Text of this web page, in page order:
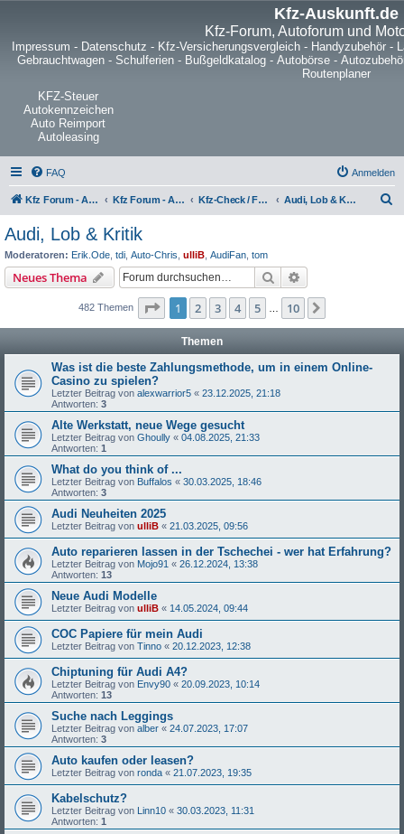
Kfz-Auskunft.de
Kfz-Forum, Autoforum und
Impressum - Datenschutz - Kfz-Versicherungsvergleich - Handyzubehör -
Gebrauchtwagen- Schulferien- Bußgeldkatalog- Autobörse-
Routenplaner
KFZ-Steuer
Autokennzeichen
Auto Reimport
Autoleasing
FAQ Anmelden
Kfz Forum - Auto, Motorrad und LKW Kfz Forum - Auto, Motorrad und LKW Kfz-Check / Fahrzeugbewertung / Lob & Tadel / Berichte & Erfahrungen Audi, Lob & Kritik
Audi, Lob & Kritik
Moderatoren: Erik.Ode tdi Auto-Chris ulliB AudiFan tom
Neues Thema Suche
482 Themen Seite 1von 10
1 2 3 4 5 10
Themen
Was ist die beste Zahlungsmethode, um in einem Online-
Casino zu spielen?
Letzter Beitrag von alexwarrior5 « 23.12.2025, 21:18
Antworten: 3
Alte Werkstatt, neue Wege gesucht
Letzter Beitrag von Ghoully « 04.08.2025, 21:33
Antworten: 1
What do you think of ...
Letzter Beitrag von Buffalos « 30.03.2025, 18:46
Antworten: 3
Audi Neuheiten 2025
Letzter Beitrag von ulliB « 21.03.2025, 09:56
Auto reparieren lassen in der Tschechei - wer hat Erfahrung?
Letzter Beitrag von Mojo91 « 26.12.2024, 13:38
Antworten: 13
Neue Audi Modelle
Letzter Beitrag von ulliB « 14.05.2024, 09:44
COC Papiere für mein Audi
Letzter Beitrag von Tinno « 20.12.2023, 12:38
Chiptuning für Audi A4?
Letzter Beitrag von Envy90 « 20.09.2023, 10:14
Antworten: 13
Suche nach Leggings
Letzter Beitrag von alber « 24.07.2023, 17:07
Antworten: 3
Auto kaufen oder leasen?
Letzter Beitrag von ronda « 21.07.2023, 19:35
Kabelschutz?
Letzter Beitrag von Linn10 « 30.03.2023, 11:31
Antworten: 1